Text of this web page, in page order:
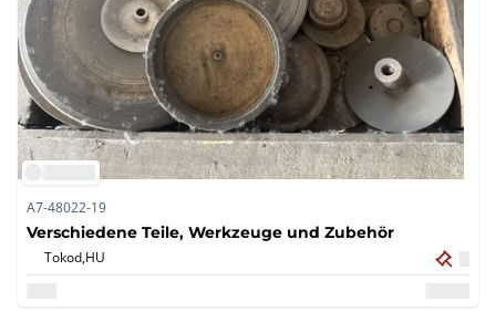
A7-48022-19
Verschiedene Teile, Werkzeuge und Zubehör
Tokod,HU